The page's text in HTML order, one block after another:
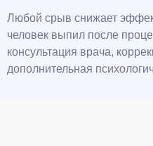
Любой срыв снижает
человек выпил после
консультация врача,
дополнительная